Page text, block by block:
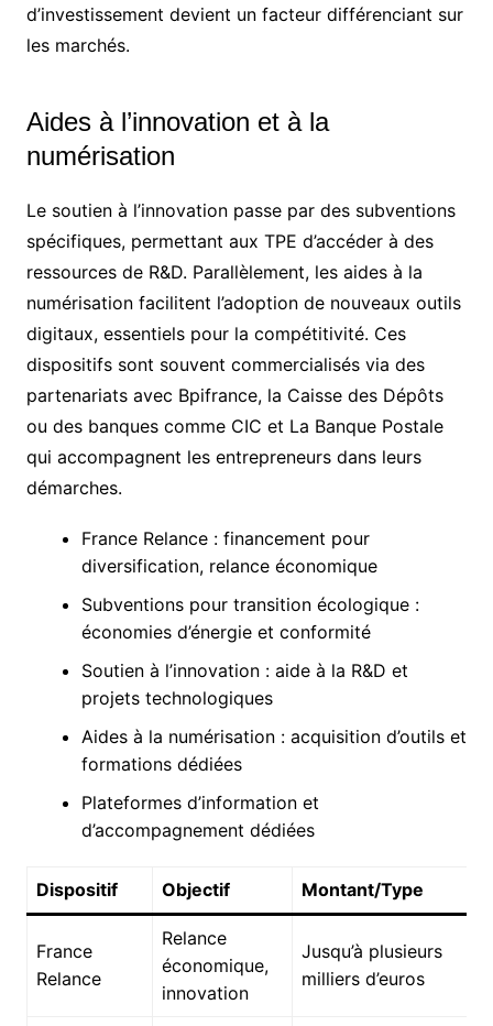
d’investissement devient un facteur différenciant sur
les marchés.
Aides à l’innovation et à la
numérisation
Le soutien à l’innovation passe par des subventions
spécifiques, permettant aux TPE d’accéder à des
ressources de R&D. Parallèlement, les aides à la
numérisation facilitent l’adoption de nouveaux outils
digitaux, essentiels pour la compétitivité. Ces
dispositifs sont souvent commercialisés via des
partenariats avec Bpifrance, la Caisse des Dépôts
ou des banques comme CIC et La Banque Postale
qui accompagnent les entrepreneurs dans leurs
démarches.
France Relance : financement pour
diversification, relance économique
Subventions pour transition écologique :
économies d’énergie et conformité
Soutien à l’innovation : aide à la R&D et
projets technologiques
Aides à la numérisation : acquisition d’outils et
formations dédiées
Plateformes d’information et
d’accompagnement dédiées
Dispositif Objectif Montant/Type
France
Relance
Relance
économique,
innovation
Jusqu’à plusieurs
milliers d’euros